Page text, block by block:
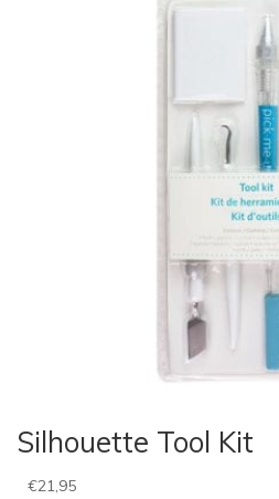
Silhouette Tool Kit
€21,95